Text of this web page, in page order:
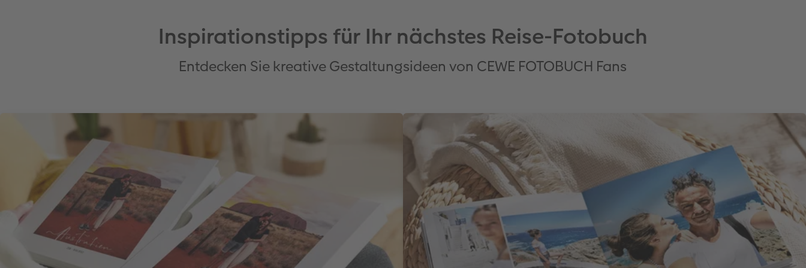
Inspirationstipps für Ihr nächstes Reise-Fotobuch
Entdecken Sie kreative Gestaltungsideen von CEWE FOTOBUCH Fans